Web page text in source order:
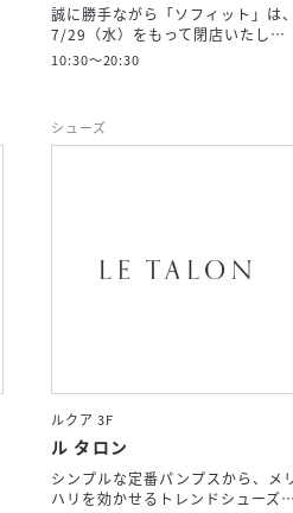
誠に勝手ながら「ソフィット」は
7/29（水）をもって閉店いたし…
10:30～20:30
シューズ
ルクア 3F
ル タロン
シンプルな定番パンプスから、メ
ハリを効かせるトレンドシューズ